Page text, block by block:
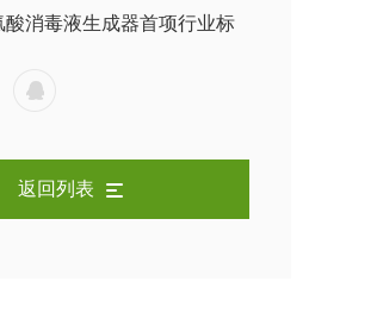
T 10051-2026 解读 & 中科
酸消毒液生成器首项行业标
T 10053-2026 要点拆解与
返回列表